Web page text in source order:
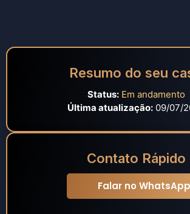
Resumo do seu
Status: Em andamento
Última atualização:09/07/
Contato Rápido
Falar no WhatsApp